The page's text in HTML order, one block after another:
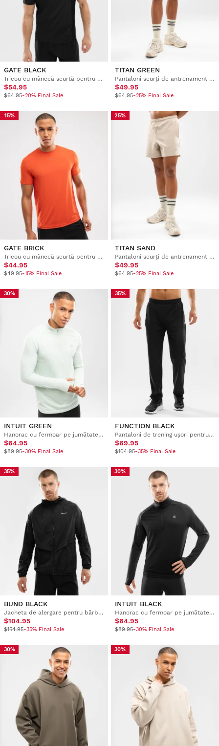
GATE BLACK
Tricou cu mânecă scurtă pentru alergare, pentru bărbați
$54.95
$64.95-20% Final Sale
TITAN GREEN
Pantaloni scurți de antrenament din bumbac pentru bărbați
$49.95
$64.95-25% Final Sale
15%
GATE BRICK
Tricou cu mânecă scurtă pentru alergare, pentru bărbați
$44.95
$49.95-15% Final Sale
25%
TITAN SAND
Pantaloni scurți de antrenament din bumbac pentru bărbați
$49.95
$64.95-25% Final Sale
30%
INTUIT GREEN
Hanorac cu fermoar pe jumătate pentru bărbați, pentru alergare
$64.95
$89.95-30% Final Sale
35%
FUNCTION BLACK
Pantaloni de trening ușori pentru bărbați
$69.95
$104.95-35% Final Sale
35%
BUND BLACK
Jacheta de alergare pentru bărbați, rezistentă la vânt
$104.95
$154.95-35% Final Sale
30%
INTUIT BLACK
Hanorac cu fermoar pe jumătate pentru bărbați, pentru alergare
$64.95
$89.95-30% Final Sale
30% 30%